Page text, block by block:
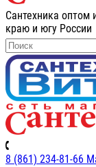
Сантехника оптом
краю и югу России
8 (861) 234-81-66